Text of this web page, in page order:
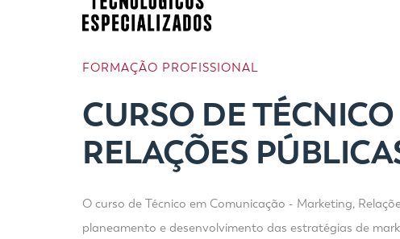
FORMAÇÃO PROFISSIONAL
CURSO DE
RELAÇÕES
O curso de Técnico em Comunicação - Marketing,
planeamento e desenvolvimento das estratégias de